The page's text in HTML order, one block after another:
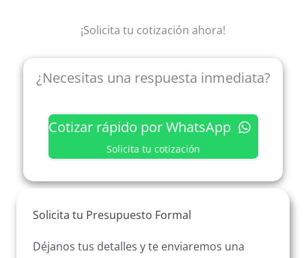
¡Solicita tu cotización ahora!
¿Necesitas una respuesta inmediata?
Cotizar rápido por WhatsApp
Solicita tu cotización
Solicita tu Presupuesto Formal
Déjanos tus detalles y te enviaremos una